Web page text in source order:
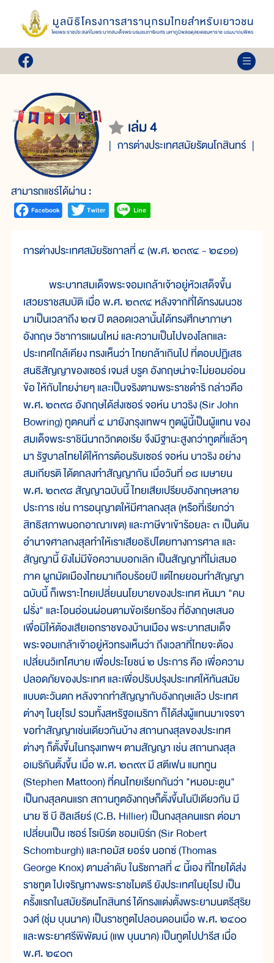
เล่ม 4
การต่างประเทศสมัยรัตนโกสินทร์
สามารถแชร์ได้ผ่าน :
การต่างประเทศสมัยรัชกาลที่ ๔ (พ.ศ. ๒๓๙๔ - ๒๔๑๑)
พระบาทสมเด็จพระจอมเกล้าเจ้าอยู่หัวเสด็จขึ้น
เสวยราชสมบัติ เมื่อ พ.ศ. ๒๓๙๔ หลังจากที่ได้ทรงผนวช
มาเป็นเวลาถึง ๒๗ ปี ตลอดเวลานั้นได้ทรงศึกษาภาษา
อังกฤษ วิชาการแผนใหม่ และความเป็นไปของโลกและ
ประเทศใกล้เคียง ทรงเห็นว่า ไทยกล้าเกินไป ที่ตอบปฏิเสธ
สนธิสัญญาของเซอร์ เจมส์ บรูค อังกฤษน่าจะไม่ยอมอ่อน
ข้อ ให้กับไทยง่ายๆ และเป็นจริงตามพระราชดำริ กล่าวคือ
พ.ศ. ๒๓๙๘ อังกฤษได้ส่งเซอร์ จอห์น บาวริง (Sir John
Bowring) ทูตคนที่ ๔ มายังกรุงเทพฯ ทูตผู้นี้เป็นผู้แทน ของ
สมเด็จพระราชินีนาถวิกตอเรีย จึงมีฐานะสูงกว่าทูตที่แล้วๆ
มา รัฐบาลไทยได้ให้การต้อนรับเซอร์ จอห์น บาวริง อย่าง
สมเกียรติ ได้ตกลงทำสัญญากัน เมื่อวันที่ ๑๘ เมษายน
พ.ศ. ๒๓๙๘ สัญญาฉบับนี้ ไทยเสียเปรียบอังกฤษหลาย
ประการ เช่น การอนุญาตให้มีศาลกงสุล (หรือที่เรียกว่า
สิทธิสภาพนอกอาณาเขต) และภาษีขาเข้าร้อยละ ๓ เป็นต้น
อำนาจศาลกงสุลทำให้เราเสียอธิปไตยทางการศาล และ
สัญญานี้ ยังไม่มีข้อความบอกเลิก เป็นสัญญาที่ไม่เสมอ
ภาค ผูกมัดเมืองไทยมาเกือบร้อยปี แต่ไทยยอมทำสัญญา
ฉบับนี้ ก็เพราะไทยเปลี่ยนนโยบายของประเทศ หันมา "คบ
ฝรั่ง" และโอนอ่อนผ่อนตามข้อเรียกร้อง ที่อังกฤษเสนอ
เพื่อมิให้ต้องเสียเอกราชของบ้านเมือง พระบาทสมเด็จ
พระจอมเกล้าเจ้าอยู่หัวทรงเห็นว่า ถึงเวลาที่ไทยจะต้อง
เปลี่ยนวิเทโศบาย เพื่อประโยชน์ ๒ ประการ คือ เพื่อความ
ปลอดภัยของประเทศ และเพื่อปรับปรุงประเทศให้ทันสมัย
แบบตะวันตก หลังจากทำสัญญากับอังกฤษแล้ว ประเทศ
ต่างๆ ในยุโรป รวมทั้งสหรัฐอเมริกา ก็ได้ส่งผู้แทนมาเจรจา
ขอทำสัญญาเช่นเดียวกันบ้าง สถานกงสุลของประเทศ
ต่างๆ ก็ตั้งขึ้นในกรุงเทพฯ ตามสัญญา เช่น สถานกงสุล
อเมริกันตั้งขึ้น เมื่อ พ.ศ. ๒๓๙๙ มี สตีเฟน แมททูน
(Stephen Mattoon) ที่คนไทยเรียกกันว่า "หมอมะตูน"
เป็นกงสุลคนแรก สถานทูตอังกฤษก็ตั้งขึ้นในปีเดียวกัน มี
นาย ซี บี ฮิลเลียร์ (C.B. Hillier) เป็นกงสุลคนแรก ต่อมา
เปลี่ยนเป็น เซอร์ โรเบิร์ต ชอมเบิร์ก (Sir Robert
Schomburgh) และทอมัส ยอร์จ นอกซ์ (Thomas
George Knox) ตามลำดับ ในรัชกาลที่ ๔ นี้เอง ที่ไทยได้ส่ง
ราชทูต ไปเจริญทางพระราชไมตรี ยังประเทศในยุโรป เป็น
ครั้งแรกในสมัยรัตนโกสินทร์ ได้ทรงแต่งตั้งพระยามนตรีสุริย
วงศ์ (ชุ่ม บุนนาค) เป็นราชทูตไปลอนดอนเมื่อ พ.ศ. ๒๔๐๐
และพระยาศรีพิพัฒน์ (แพ บุนนาค) เป็นทูตไปปารีส เมื่อ
พ.ศ. ๒๔๐๓